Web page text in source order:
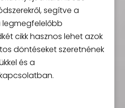
segítve a
legmegfelelőbb
cikk hasznos lehet azok
döntéseket szeretnének
és a